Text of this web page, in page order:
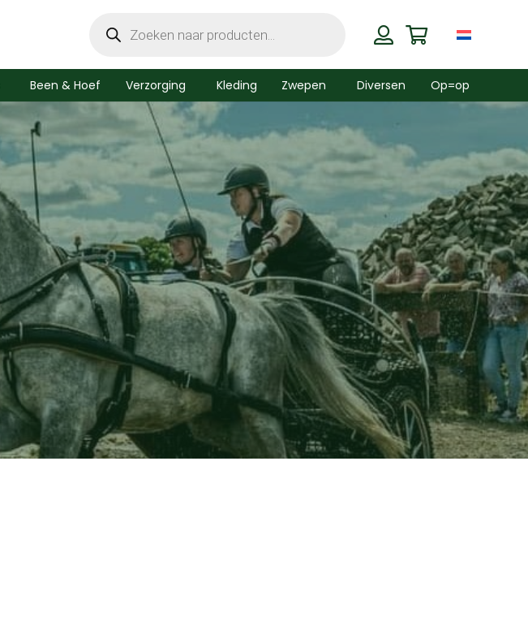
zoeken
Been & Hoef Verzorging Kleding Zwepen Diversen Op=op